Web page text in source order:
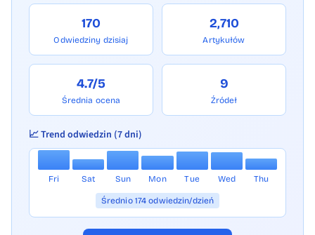
170
Odwiedziny dzisiaj
2,710
Artykułów
4.7/5
Średnia ocena
9
Źródeł
📈 Trend odwiedzin (7 dni)
Fri Sat Sun Mon Tue Wed Thu
Średnio 174 odwiedzin/dzień